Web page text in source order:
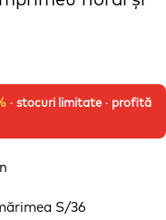
· stocuri limitate · profită
S/36